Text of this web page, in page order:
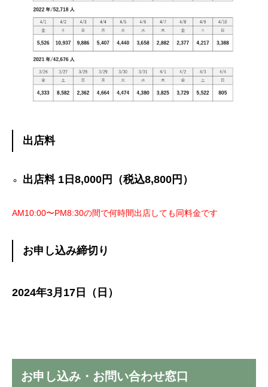
出店料
出店料 1日8,000円（税込8,800円）
AM10:00〜PM8:30の間で何時間出店しても同料金です
お申し込み締切り
2024年3月17日（日）
お申し込み・お問い合わせ窓口